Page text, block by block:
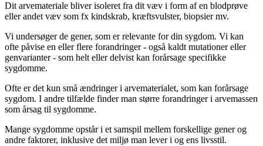
Dit arvemateriale bliver isoleret fra dit væv i form af en blodprøve
eller andet væv som fx kindskrab, kræftsvulster, biopsier mv.
Vi undersøger de gener, som er relevante for din sygdom. Vi kan
ofte påvise en eller flere forandringer - også kaldt mutationer eller
genvarianter - som helt eller delvist kan forårsage specifikke
sygdomme.
Ofte er det kun små ændringer i arvematerialet, som kan forårsage
sygdom. I andre tilfælde finder man større forandringer i arvemassen
som årsag til sygdomme.
Mange sygdomme opstår i et samspil mellem forskellige gener og
andre faktorer, inklusive det miljø man lever i og ens livsstil.